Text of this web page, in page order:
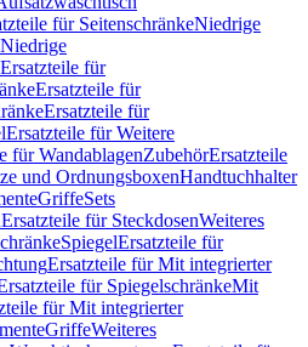
für SeitenschränkeNiedrige
Ersatzteile für
Ersatzteile für
Ersatzteile für
Ersatzteile für Weitere
für WandablagenZubehörErsatzteile
und OrdnungsboxenHandtuchhalter
GriffeSets
Ersatzteile für SteckdosenWeiteres
SpiegelErsatzteile für
Ersatzteile für Mit integrierter
für SpiegelschränkeMit
für Mit integrierter
GriffeWeiteres